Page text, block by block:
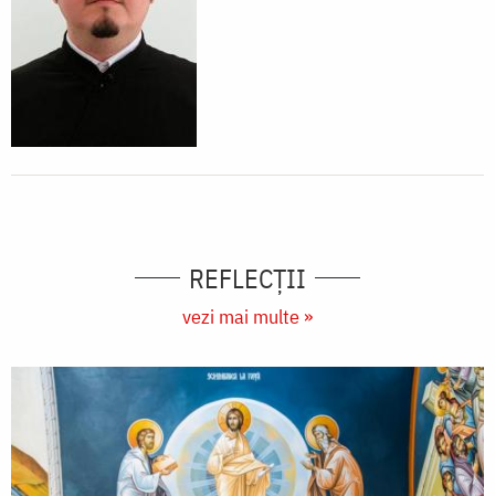
REFLECȚII
vezi mai multe »